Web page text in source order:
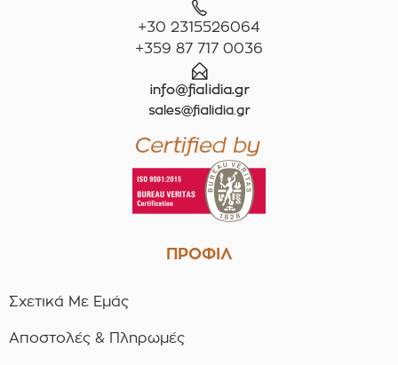
+30 2315526064
+359 87 717 0036
ΠΡΟΦΙΛ
Σχετικά Με Εμάς
Αποστολές & Πληρωμές